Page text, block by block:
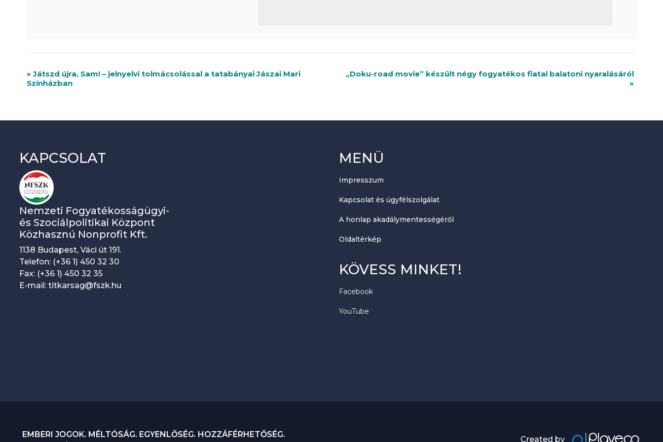
R
d
z
v
é
n
y
n
a
v
i
« Játszd újra, Sam! – jelnyelvi tolmácsolással a tatabányai Jászai Mari
Színházban
„Doku-road movie” készült négy fogyatékos fiatal balatoni nyaralásáról
»
KAPCSOLAT
Nemzeti Fogyatékosságügyi-
és Szociálpolitikai Központ
Közhasznú Nonprofit Kft.
1138 Budapest, Váci út 191.
Telefon: (+36 1) 450 32 30
Fax: (+36 1) 450 32 35
E-mail: titkarsag@fszk.hu
MENÜ
Impresszum
Kapcsolat és ügyfélszolgálat
A honlap akadálymentességéről
Oldaltérkép
KÖVESS MINKET!
Facebook
YouTube
EMBERI JOGOK. MÉLTÓSÁG. EGYENLŐSÉG. HOZZÁFÉRHETŐSÉG.
Created by